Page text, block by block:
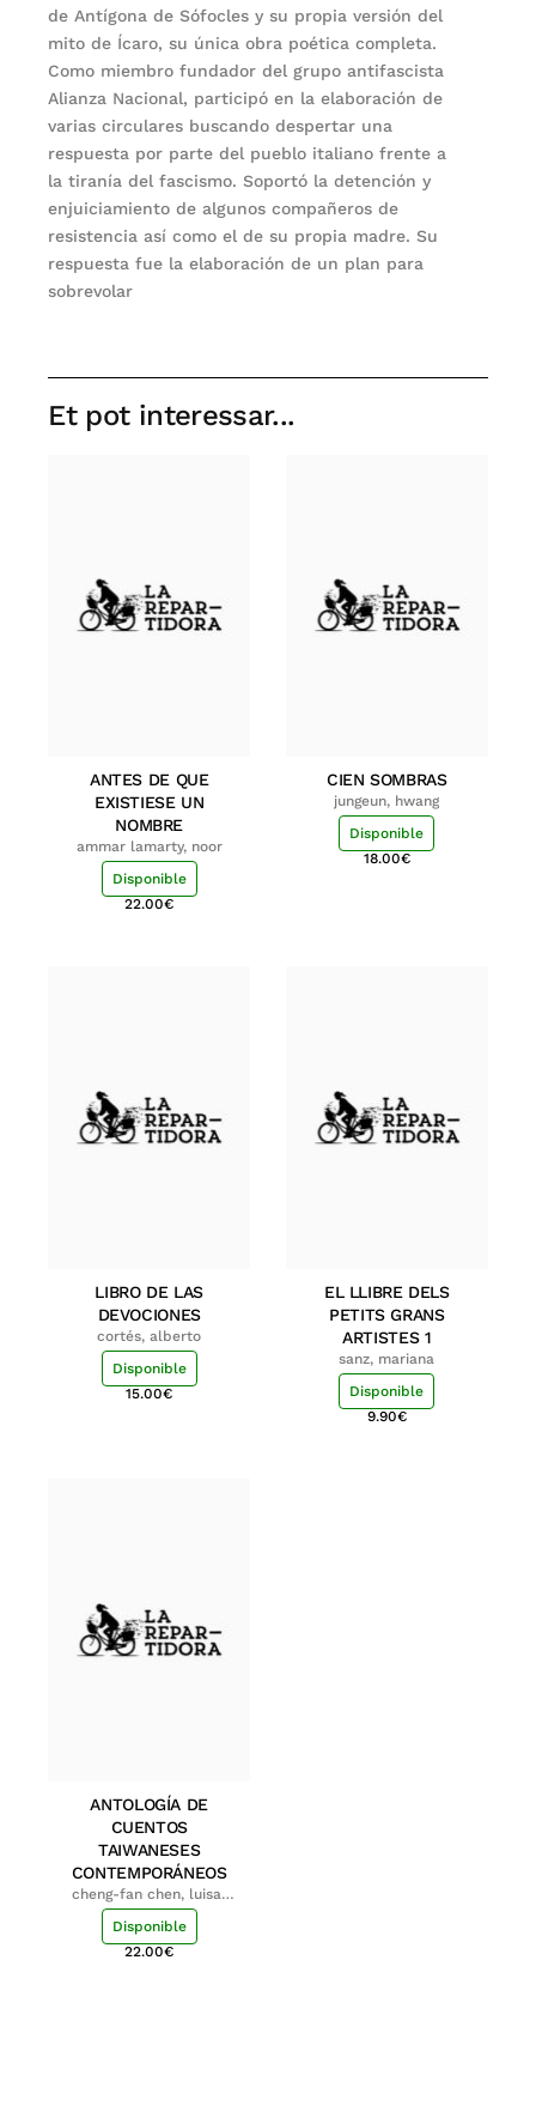
de Antígona de Sófocles y su propia versión del
mito de Ícaro, su única obra poética completa.
Como miembro fundador del grupo antifascista
Alianza Nacional, participó en la elaboración de
varias circulares buscando despertar una
respuesta por parte del pueblo italiano frente a
la tiranía del fascismo. Soportó la detención y
enjuiciamiento de algunos compañeros de
resistencia así como el de su propia madre. Su
respuesta fue la elaboración de un plan para
sobrevolar
Et pot interessar...
ANTES DE QUE
EXISTIESE UN
NOMBRE
ammar lamarty, noor
Disponible
22.00€
CIEN SOMBRAS
jungeun, hwang
Disponible
18.00€
LIBRO DE LAS
DEVOCIONES
cortés, alberto
Disponible
15.00€
EL LLIBRE DELS
PETITS GRANS
ARTISTES 1
sanz, mariana
Disponible
9.90€
ANTOLOGÍA DE
CUENTOS
TAIWANESES
CONTEMPORÁNEOS
cheng-fan chen, luisa;
shu-ying chang, luisa
Disponible
22.00€